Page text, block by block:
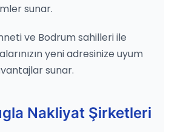
sunar.
ve Bodrum sahilleri ile
yeni adresinize uyum
sunar.
Nakliyat Şirketleri